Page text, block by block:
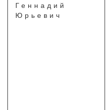
Геннадий
Юрьевич